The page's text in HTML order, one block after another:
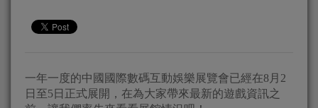
一年一度的中國國際數碼互動娛樂展覽會已經在8月2
日至5日正式展開，在為大家帶來最新的遊戲資訊之